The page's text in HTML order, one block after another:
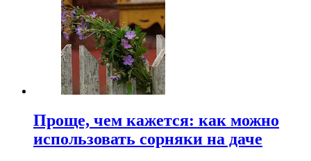
Проще, чем кажется: как можно
использовать сорняки на даче